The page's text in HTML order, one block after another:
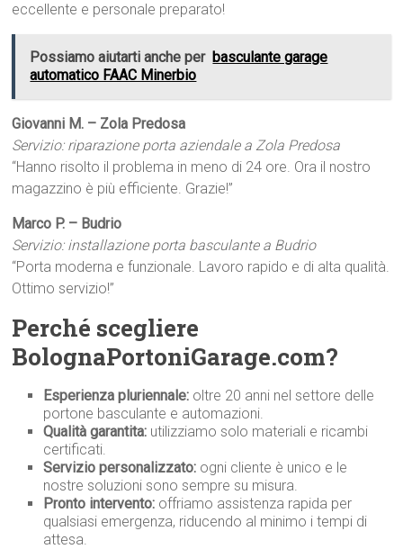
eccellente e personale preparato!
Possiamo aiutarti anche per basculante garage
automatico FAAC Minerbio
Giovanni M. – Zola Predosa
Servizio: riparazione porta aziendale a Zola Predosa
“Hanno risolto il problema in meno di 24 ore. Ora il nostro
magazzino è più efficiente. Grazie!”
Marco P. – Budrio
Servizio: installazione porta basculante a Budrio
“Porta moderna e funzionale. Lavoro rapido e di alta qualità.
Ottimo servizio!”
Perché scegliere
BolognaPortoniGarage.com?
Esperienza pluriennale: oltre 20 anni nel settore delle
portone basculante e automazioni.
Qualità garantita: utilizziamo solo materiali e ricambi
certificati.
Servizio personalizzato: ogni cliente è unico e le
nostre soluzioni sono sempre su misura.
Pronto intervento: offriamo assistenza rapida per
qualsiasi emergenza, riducendo al minimo i tempi di
attesa.